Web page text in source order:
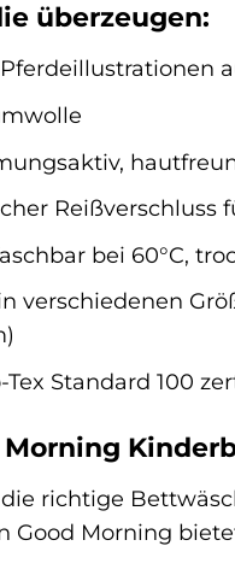
überzeugen:
Reißverschluss
bei 60°C,
verschiedenen
Tex Standard 100
richtige
Good Morning